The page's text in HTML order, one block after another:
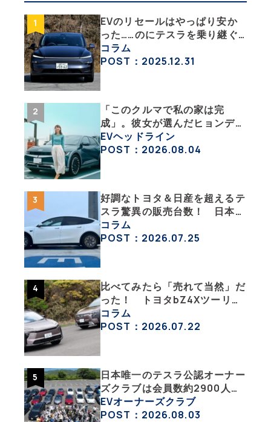
EVのリセールはやっぱり安か
った……のにテスラを乗り継ぐ
ってどういうこと？ 【テスラ
沼にはまった大学教授のEV生
コラム
POST：2025.12.31
「このクルマで私の家は完
成」。彼女が選んだヒョンデ
「IONIQ 5」の「エネルギーハ
ック」な生活【ななみんEVレ
EVヘッドライン
POST：2026.08.04
好調なトヨタ＆日産を超えるテ
スラ驚異の販売台数！ 日本の
EV市場はますます拡大
コラム
POST：2026.07.25
比べてみたら「売れて当然」だ
った！ トヨタbZ4Xツーリン
グ＆スバル・トレイルシーカー
が販売絶好調なワケ
コラム
POST：2026.07.22
日本唯一のテスラ公認オーナー
ズクラブは会員数約2900人の
一般社団法人〈テスラオーナー
ズクラブジャパン（TOCJ）〉
EVオーナーズクラブ
POST：2026.08.03